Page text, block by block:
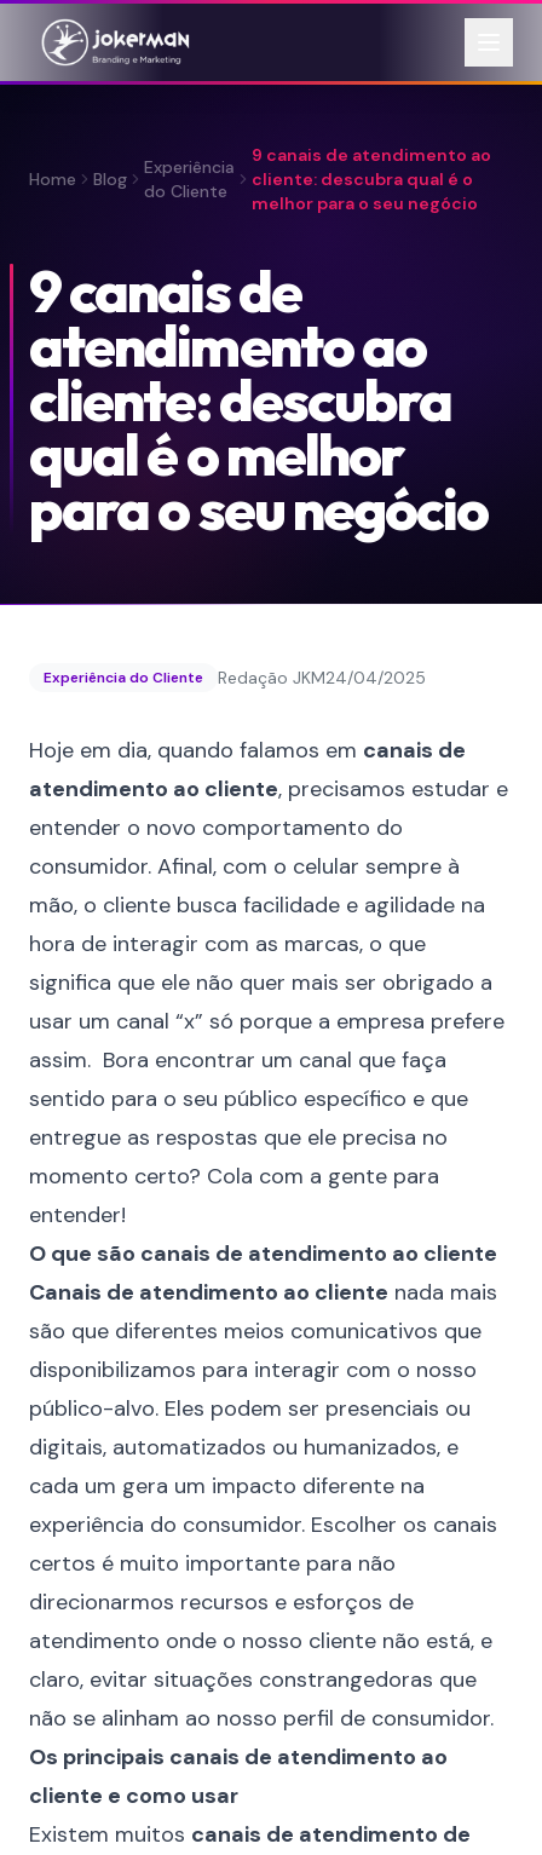
Home Blog
Experiência
do Cliente
9 canais de atendimento ao
cliente: descubra qual é o
melhor para o seu negócio
9 canais de
atendimento ao
cliente: descubra
qual é o melhor
para o seu negócio
Experiência do Cliente Redação JKM24/04/2025
Hoje em dia, quando falamos em canais de
atendimento ao cliente, precisamos estudar e
entender o novo comportamento do
consumidor. Afinal, com o celular sempre à
mão, o cliente busca facilidade e agilidade na
hora de interagir com as marcas, o que
significa que ele não quer mais ser obrigado a
usar um canal “x” só porque a empresa prefere
assim. Bora encontrar um canal que faça
sentido para o seu público específico e que
entregue as respostas que ele precisa no
momento certo? Cola com a gente para
entender!
O que são canais de atendimento ao cliente
Canais de atendimento ao cliente nada mais
são que diferentes meios comunicativos que
disponibilizamos para interagir com o nosso
público-alvo. Eles podem ser presenciais ou
digitais, automatizados ou humanizados, e
cada um gera um impacto diferente na
experiência do consumidor. Escolher os canais
certos é muito importante para não
direcionarmos recursos e esforços de
atendimento onde o nosso cliente não está, e
claro, evitar situações constrangedoras que
não se alinham ao nosso perfil de consumidor.
Os principais canais de atendimento ao
cliente e como usar
Existem muitos canais de atendimento de